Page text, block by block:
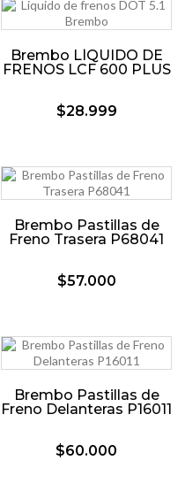
Brembo LÍQUIDO DE
FRENOS LCF 600 PLUS
$28.999
Brembo Pastillas de
Freno Trasera P68041
$57.000
Brembo Pastillas de
Freno Delanteras P16011
$60.000